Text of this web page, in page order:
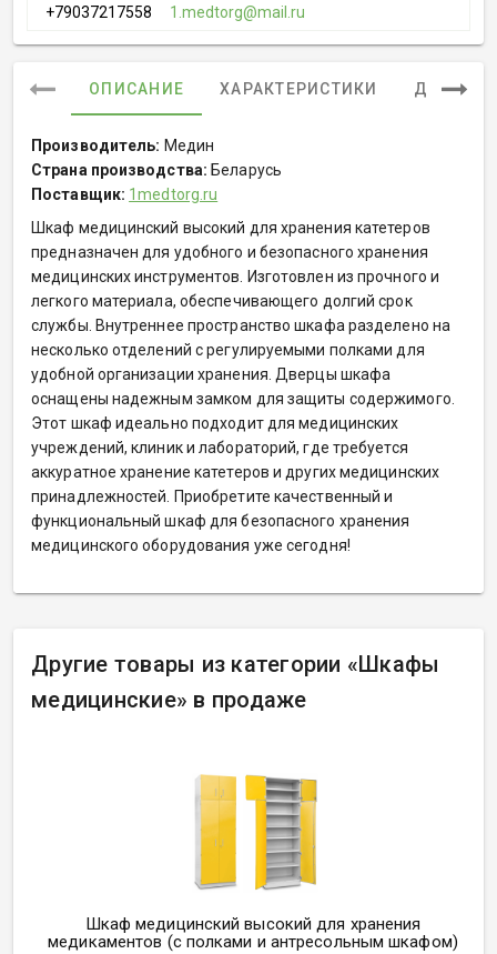
+79037217558 1.medtorg@mail.ru
ОПИСАНИЕ ХАРАКТЕРИСТИКИ
Производитель: Медин
Страна производства: Беларусь
Поставщик: 1medtorg.ru
Шкаф медицинский высокий для хранения катетеров
предназначен для удобного и безопасного хранения
медицинских инструментов. Изготовлен из прочного и
легкого материала, обеспечивающего долгий срок
службы. Внутреннее пространство шкафа разделено на
несколько отделений с регулируемыми полками для
удобной организации хранения. Дверцы шкафа
оснащены надежным замком для защиты содержимого.
Этот шкаф идеально подходит для медицинских
учреждений, клиник и лабораторий, где требуется
аккуратное хранение катетеров и других медицинских
принадлежностей. Приобретите качественный и
функциональный шкаф для безопасного хранения
медицинского оборудования уже сегодня!
Другие товары из категории «Шкафы
медицинские» в продаже
Шкаф медицинский высокий для хранения
медикаментов (с полками и антресольным шкафом)